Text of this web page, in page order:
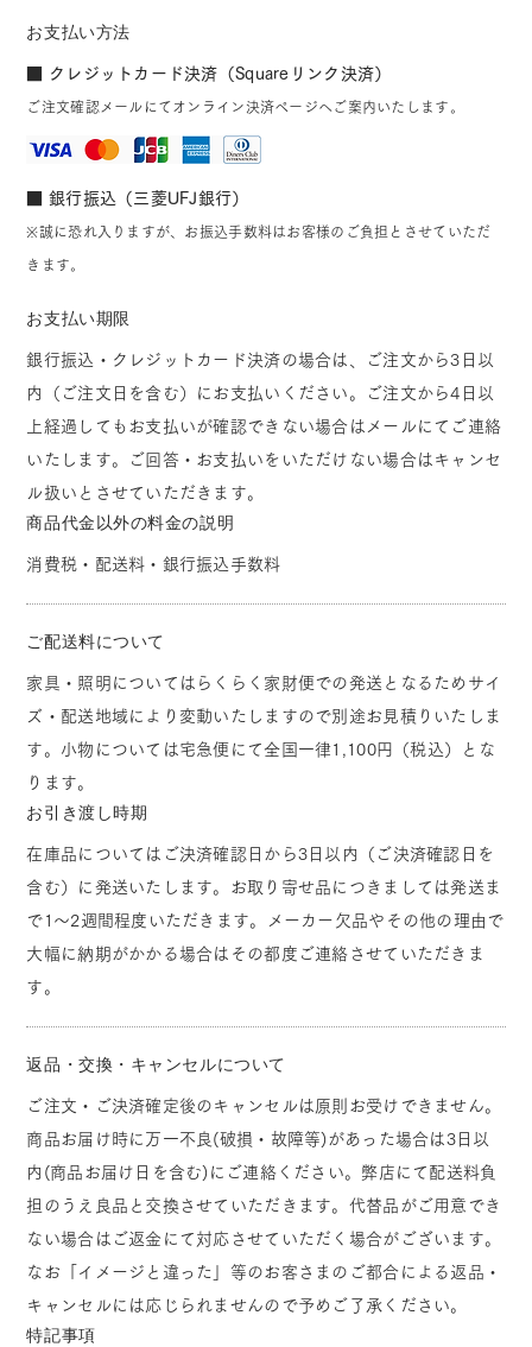
お支払い方法
■ クレジットカード決済（Squareリンク決済）
ご注文確認メールにてオンライン決済ページへご案内いたします。
■ 銀行振込（三菱UFJ銀行）
※誠に恐れ入りますが、お振込手数料はお客様のご負担とさせていただ
きます。
お支払い期限
銀行振込・クレジットカード決済の場合は、ご注文から3日以
内（ご注文日を含む）にお支払いください。ご注文から4日以
上経過してもお支払いが確認できない場合はメールにてご連絡
いたします。ご回答・お支払いをいただけない場合はキャンセ
ル扱いとさせていただきます。
商品代金以外の料金の説明
消費税・配送料・銀行振込手数料
ご配送料について
家具・照明についてはらくらく家財便での発送となるためサイ
ズ・配送地域により変動いたしますので別途お見積りいたしま
す。小物については宅急便にて全国一律1,100円（税込）とな
ります。
お引き渡し時期
在庫品についてはご決済確認日から3日以内（ご決済確認日を
含む）に発送いたします。お取り寄せ品につきましては発送ま
で1～2週間程度いただきます。メーカー欠品やその他の理由で
大幅に納期がかかる場合はその都度ご連絡させていただきま
す。
返品・交換・キャンセルについて
ご注文・ご決済確定後のキャンセルは原則お受けできません。
商品お届け時に万一不良(破損・故障等)があった場合は3日以
内(商品お届け日を含む)にご連絡ください。弊店にて配送料負
担のうえ良品と交換させていただきます。代替品がご用意でき
ない場合はご返金にて対応させていただく場合がございます。
なお「イメージと違った」等のお客さまのご都合による返品・
キャンセルには応じられませんので予めご了承ください。
特記事項